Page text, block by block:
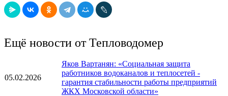
Ещё новости от Тепловодомер
05.02.2026
Яков Вартанян: «Социальная защита
работников водоканалов и теплосетей -
гарантия стабильности работы предприятий
ЖКХ Московской области»